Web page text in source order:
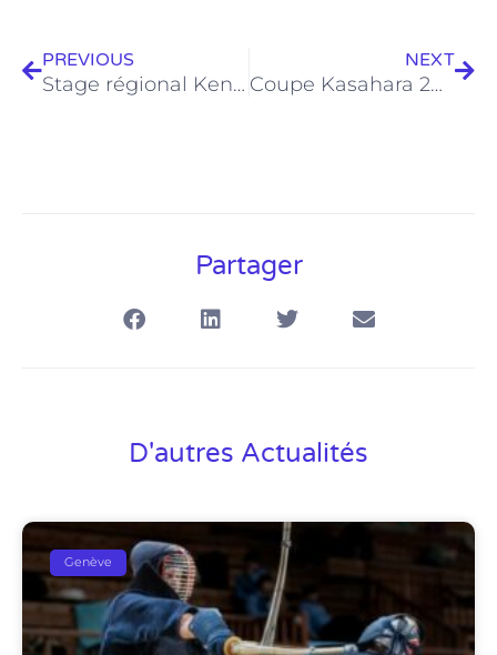
PREVIOUS
Stage régional Kendo 10/06/2023 au 11/06/2023
NEXT
Coupe Kasahara 2023 – 23–24 septembre 2023, Genève, Suisse
Partager
D'autres Actualités
Genève